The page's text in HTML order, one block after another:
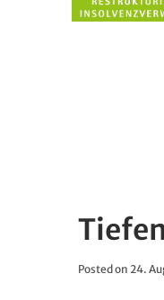
Posted on 24.